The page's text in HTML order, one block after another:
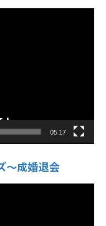
05:17
〜成婚退会